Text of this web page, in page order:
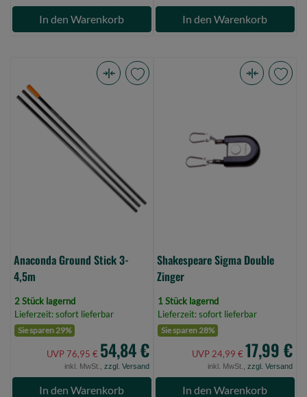
In den Warenkorb In den Warenkorb
Anaconda
Ground
Anaconda Ground Stick 3-
4,5m
2 Stück lagernd
Lieferzeit: sofort lieferbar
Sie sparen 29%
UVP 76,95 € 54,84 €
inkl. MwSt., zzgl. Versand
In den Warenkorb
Shakespeare Sigma Double
Zinger
1 Stück lagernd
Lieferzeit: sofort lieferbar
Sie sparen 28%
UVP 24,99 € 17,99 €
inkl. MwSt., zzgl. Versand
In den Warenkorb